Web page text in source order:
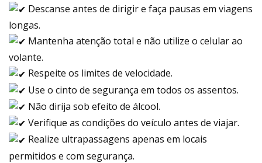
Descanse antes de dirigir e faça pausas em viagens
longas.
Mantenha atenção total e não utilize o celular ao
volante.
Respeite os limites de velocidade.
Use o cinto de segurança em todos os assentos.
Não dirija sob efeito de álcool.
Verifique as condições do veículo antes de viajar.
Realize ultrapassagens apenas em locais
permitidos e com segurança.